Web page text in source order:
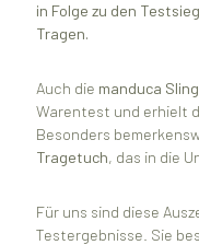
in Folge zu den
Tragen.
Auch die manduca Sling
Warentest und erhielt
Besonders
Tragetuch, das in die
Für uns sind diese
Testergebnisse. Sie